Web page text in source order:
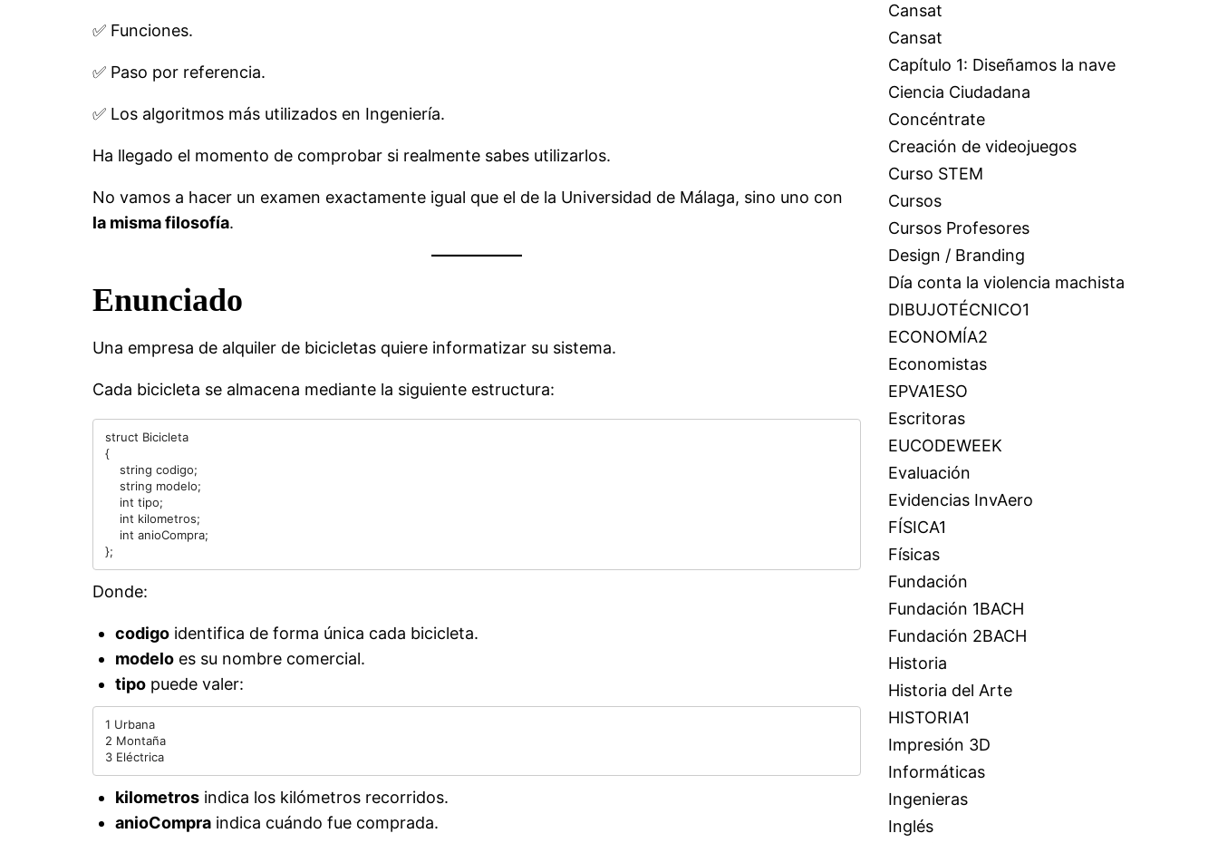
✅ Funciones.
✅ Paso por referencia.
✅ Los algoritmos más utilizados en Ingeniería.
Ha llegado el momento de comprobar si realmente sabes utilizarlos.
No vamos a hacer un examen exactamente igual que el de la Universidad de Málaga, sino uno con
la misma filosofía.
Enunciado
Una empresa de alquiler de bicicletas quiere informatizar su sistema.
Cada bicicleta se almacena mediante la siguiente estructura:
struct Bicicleta
{
Donde:
codigo identifica de forma única cada bicicleta.
modelo es su nombre comercial.
tipo puede valer:
1 Urbana
2 Montaña
kilometros indica los kilómetros recorridos.
anioCompra indica cuándo fue comprada.
Cansat
Cansat
Capítulo 1: Diseñamos la nave
Ciencia Ciudadana
Concéntrate
Creación de videojuegos
Curso STEM
Cursos
Cursos Profesores
Design / Branding
Día conta la violencia machista
DIBUJOTÉCNICO1
ECONOMÍA2
Economistas
EPVA1ESO
Escritoras
EUCODEWEEK
Evaluación
Evidencias InvAero
FÍSICA1
Físicas
Fundación
Fundación 1BACH
Fundación 2BACH
Historia
Historia del Arte
HISTORIA1
Impresión 3D
Informáticas
Ingenieras
Inglés